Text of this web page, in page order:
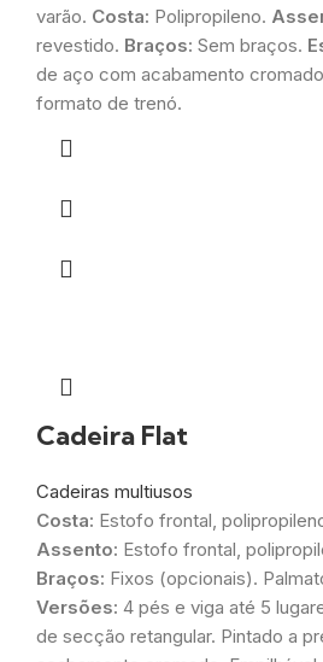
varão. Costa: Polipropileno.
revestido. Braços: Sem braços.
de aço com acabamento
formato de trenó.
Cadeira Flat
Cadeiras multiusos
Costa: Estofo frontal,
Assento: Estofo frontal,
Braços: Fixos (opcionais).
Versões: 4 pés e viga até 5
de secção retangular. Pintado a